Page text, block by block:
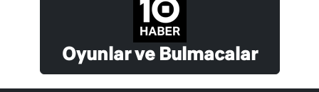
Oyunlar ve Bulmacalar